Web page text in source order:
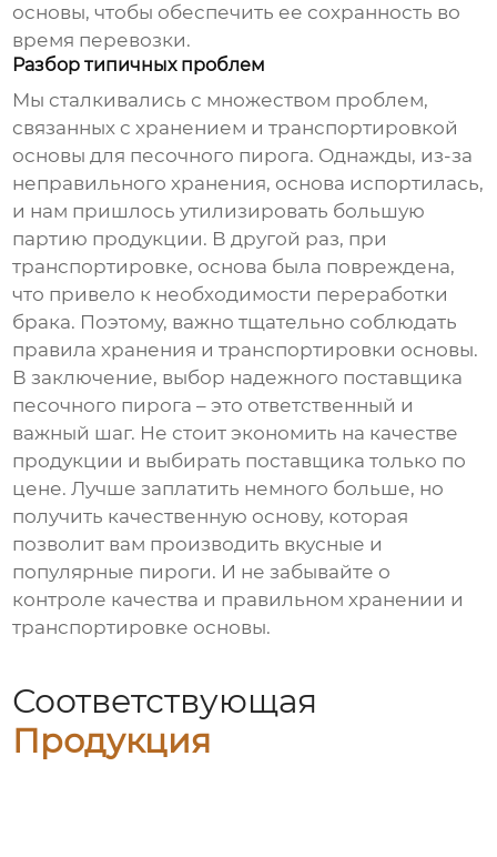
основы, чтобы обеспечить ее сохранность во
время перевозки.
Разбор типичных проблем
Мы сталкивались с множеством проблем,
связанных с хранением и транспортировкой
основы для песочного пирога. Однажды, из-за
неправильного хранения, основа испортилась,
и нам пришлось утилизировать большую
партию продукции. В другой раз, при
транспортировке, основа была повреждена,
что привело к необходимости переработки
брака. Поэтому, важно тщательно соблюдать
правила хранения и транспортировки основы.
В заключение, выбор надежного поставщика
песочного пирога – это ответственный и
важный шаг. Не стоит экономить на качестве
продукции и выбирать поставщика только по
цене. Лучше заплатить немного больше, но
получить качественную основу, которая
позволит вам производить вкусные и
популярные пироги. И не забывайте о
контроле качества и правильном хранении и
транспортировке основы.
Соответствующая
Продукция